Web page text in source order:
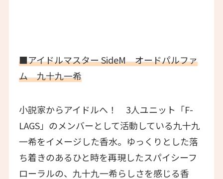
■アイドルマスター SideM オードパルファ
ム 九十九一希
小説家からアイドルへ！ 3人ユニット「F-
LAGS」のメンバーとして活動している九十九
一希をイメージした香水。ゆっくりとした落
ち着きのあるひと時を再現したスパイシーフ
ローラルの、九十九一希らしさを感じる香